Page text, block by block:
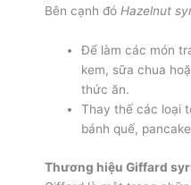
Bên cạnh đó Hazelnut
Để làm các món
kem, sữa chua
thức ăn.
Thay thế các loại
bánh quế,
Thương hiệu Giffard